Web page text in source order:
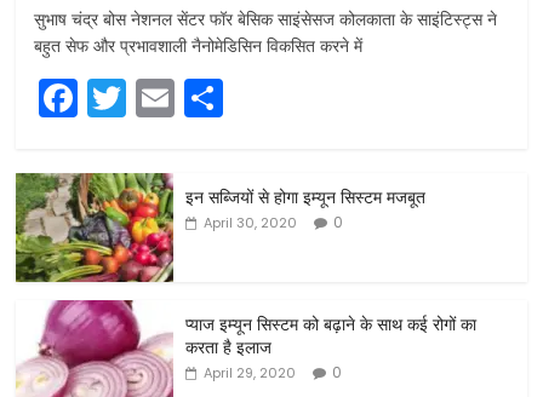
सुभाष चंद्र बोस नेशनल सेंटर फॉर बेसिक साइंसेसज कोलकाता के साइंटिस्ट्स ने
बहुत सेफ और प्रभावशाली नैनोमेडिसिन विकसित करने में
F
a
c
e
b
o
o
k
T
w
itt
er
E
m
ar
e
इन सब्जियों से होगा इम्यून सिस्टम मजबूत
April 30, 2020 0
प्याज इम्यून सिस्टम को बढ़ाने के साथ कई रोगों का
करता है इलाज
April 29, 2020 0